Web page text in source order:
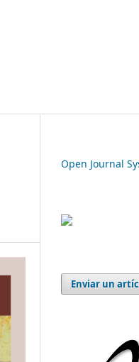
Open Journal
Enviar un